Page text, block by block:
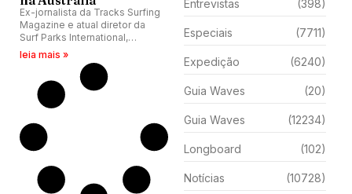
Ex-jornalista da Tracks Surfing
Magazine e atual diretor da
Surf Parks International,
Wayne Dart é atacado por
adolescentes na Austrália.
leia mais »
Entrevistas (398)
Especiais (7711)
Expedição (6240)
Guia Waves (20)
Guia Waves (12234)
Longboard (102)
Notícias (10728)